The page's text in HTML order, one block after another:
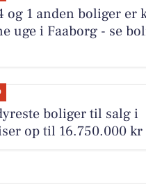
og 1 anden boliger er
uge i Faaborg - se
boliger til salg i
op til 16.750.000 kr